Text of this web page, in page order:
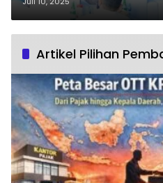
Artikel Pilihan